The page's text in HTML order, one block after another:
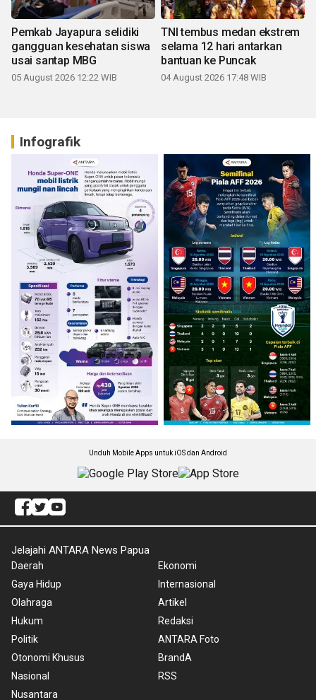
Pemkab Jayapura selidiki
gangguan kesehatan siswa
usai santap MBG
05 August 2026 12:22 WIB
TNI tembus medan ekstrem
selama 12 hari antarkan
bantuan ke Puncak
04 August 2026 17:48 WIB
Infografik
Unduh Mobile Apps untuk iOS dan Android
Jelajahi ANTARA News Papua
Daerah
Gaya Hidup
Olahraga
Hukum
Politik
Otonomi Khusus
Nasional
Nusantara
Ekonomi
Internasional
Artikel
Redaksi
ANTARA Foto
BrandA
RSS